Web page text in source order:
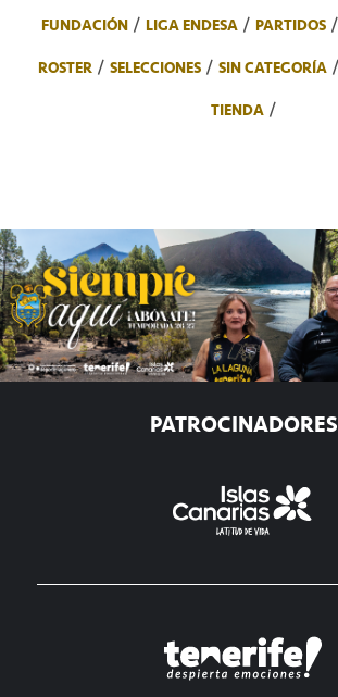
FUNDACIÓN LIGA ENDESA PARTIDOS
ROSTER
SELECCIONES SIN CATEGORÍA
TIENDA
PATROCINADORES